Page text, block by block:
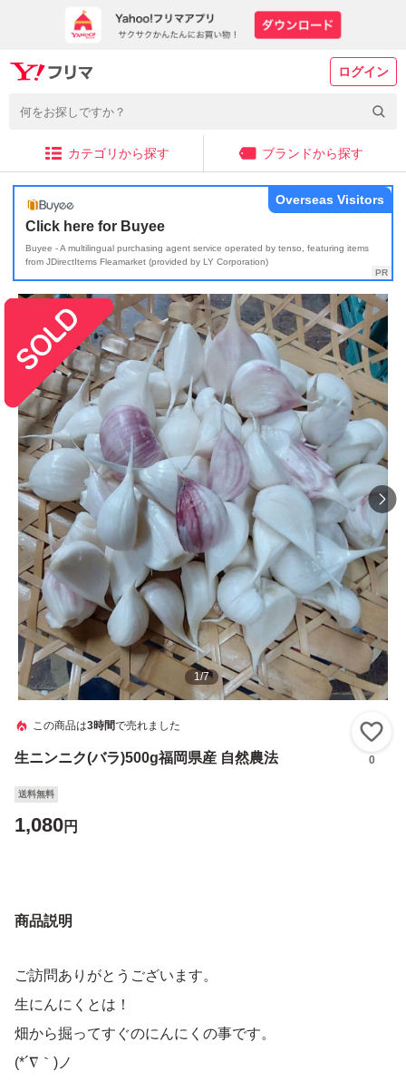
ログイン
カテゴリから探す ブランドから探す
Click here for Buyee
Buyee - A multilingual purchasing agent service operated by tenso, featuring items
from JDirectItems Fleamarket (provided by LY Corporation)
Overseas Visitors
1/7
この商品は3時間で売れました
生ニンニク(バラ)500g福岡県産 自然農法 0
送料無料
1,080円
商品説明
ご訪問ありがとうございます。
生にんにくとは！
畑から掘ってすぐのにんにくの事です。
(*´∇｀)ノ